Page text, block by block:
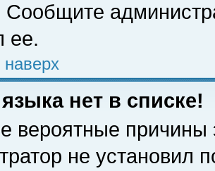
Сообщите
ее.
наверх
нет в списке!
вероятные причины
не установил